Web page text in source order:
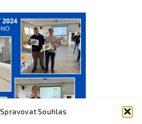
Spravovat Souhlas